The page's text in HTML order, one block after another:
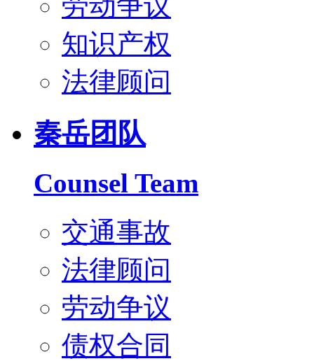
知识产权
法律顾问
秦岳团队
Counsel Team
交通事故
法律顾问
劳动争议
债权合同